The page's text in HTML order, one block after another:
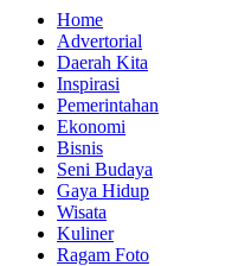
Home
Advertorial
Daerah Kita
Inspirasi
Pemerintahan
Ekonomi
Bisnis
Seni Budaya
Gaya Hidup
Wisata
Kuliner
Ragam Foto